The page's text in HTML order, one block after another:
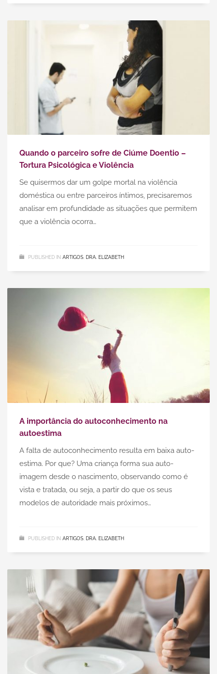
Quando o parceiro sofre de Ciúme Doentio –
Tortura Psicológica e Violência
Se quisermos dar um golpe mortal na violência
doméstica ou entre parceiros íntimos, precisaremos
analisar em profundidade as situações que permitem
que a violência ocorra…
PUBLISHED IN ARTIGOS, DRA. ELIZABETH
A importância do autoconhecimento na
autoestima
A falta de autoconhecimento resulta em baixa auto-
estima. Por que? Uma criança forma sua auto-
imagem desde o nascimento, observando como é
vista e tratada, ou seja, a partir do que os seus
modelos de autoridade mais próximos…
PUBLISHED IN ARTIGOS DRA. ELIZABETH